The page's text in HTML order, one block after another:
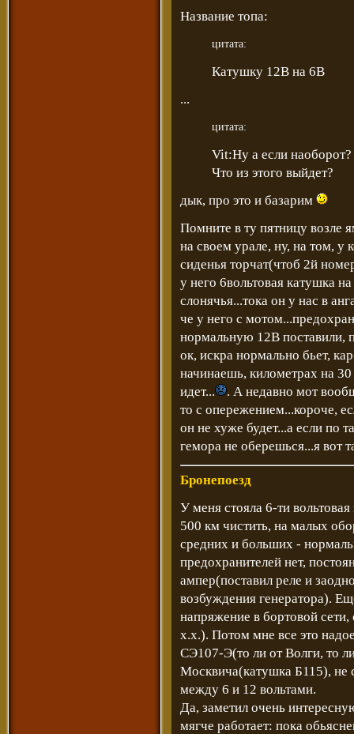
Название топа:
цитата:
Катушку 12В на 6В
...
цитата:
Vit:Ну а если
Что из этого выйдет?
дык, про это и базарим
Помните в ту пятницу возле
на своем урале, ну, на том,
сиденья торчат(чтоб 2й
у него 6вольтовая катушка
слонячья...тока он у нас в
че у него с
нормальную 12В поставили,
ок, искра нормально бьет,
начинаешь, километрах на
идет...
. А недавно мот
то с опережением...короче,
он не хуже будет...а если по
гемора не оберешься...я вот
Бронепоезд
У меня стояла 6-ти
500 км чистить, на малых
средних и больших -
предохранителей нет,
ампер(поставил реле и
возбуждения генератора).
напряжение в бортовой
х.х.). Потом мне все это
СЭ107-Э(то ли от Волги, то
Москвича(катушка Б115), не
между 6 и 12 вольтами.
Да, заметил очень
мягче работает: пока